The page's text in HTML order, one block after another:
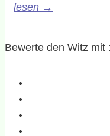
lesen →
Bewerte den Witz mit